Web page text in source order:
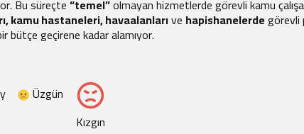
Bu süreçte“temel”olmayan hizmetlerde görevli kamu
kamu hastaneleri, havaalanlarıve hapishanelerdegörevli
bütçe geçirene kadar alamıyor.
Üzgün
Kızgın